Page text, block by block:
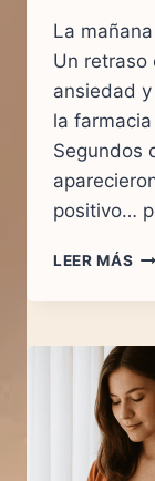
La
Un retraso
ansiedad
la farmacia
Segundos
positivo…
LEER MÁS
UN
TU